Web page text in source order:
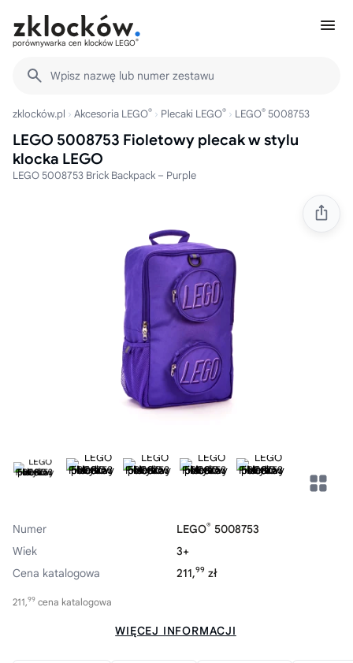
porównywarka cen klocków LEGO®
Wpisz nazwę lub numer zestawu
zklocków.pl Akcesoria LEGO® Plecaki LEGO® LEGO® 5008753
LEGO 5008753 Fioletowy plecak w stylu
klocka LEGO
LEGO 5008753 Brick Backpack – Purple
Numer LEGO® 5008753
Wiek
3+
Cena katalogowa
211,99 zł
211,99 cena katalogowa
WIĘCEJ INFORMACJI